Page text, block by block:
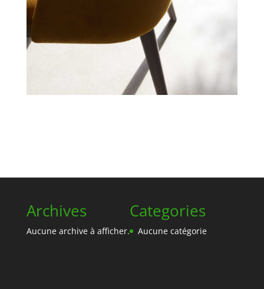
Archives
Aucune archive à afficher.
Categories
Aucune catégorie